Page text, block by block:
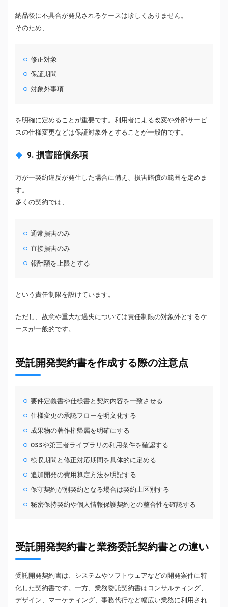
納品後に不具合が発見されるケースは珍しくありません。
そのため、
修正対象
保証期間
対象外事項
を明確に定めることが重要です。利用者による改変や外部サービ
スの仕様変更などは保証対象外とすることが一般的です。
9. 損害賠償条項
万が一契約違反が発生した場合に備え、損害賠償の範囲を定めま
す。
多くの契約では、
通常損害のみ
直接損害のみ
報酬額を上限とする
という責任制限を設けています。
ただし、故意や重大な過失については責任制限の対象外とするケ
ースが一般的です。
受託開発契約書を作成する際の注意点
要件定義書や仕様書と契約内容を一致させる
仕様変更の承認フローを明文化する
成果物の著作権帰属を明確にする
OSSや第三者ライブラリの利用条件を確認する
検収期間と修正対応期間を具体的に定める
追加開発の費用算定方法を明記する
保守契約が別契約となる場合は契約上区別する
秘密保持契約や個人情報保護契約との整合性を確認する
受託開発契約書と業務委託契約書との違い
受託開発契約書は、システムやソフトウェアなどの開発案件に特
化した契約書です。一方、業務委託契約書はコンサルティング、
デザイン、マーケティング、事務代行など幅広い業務に利用され